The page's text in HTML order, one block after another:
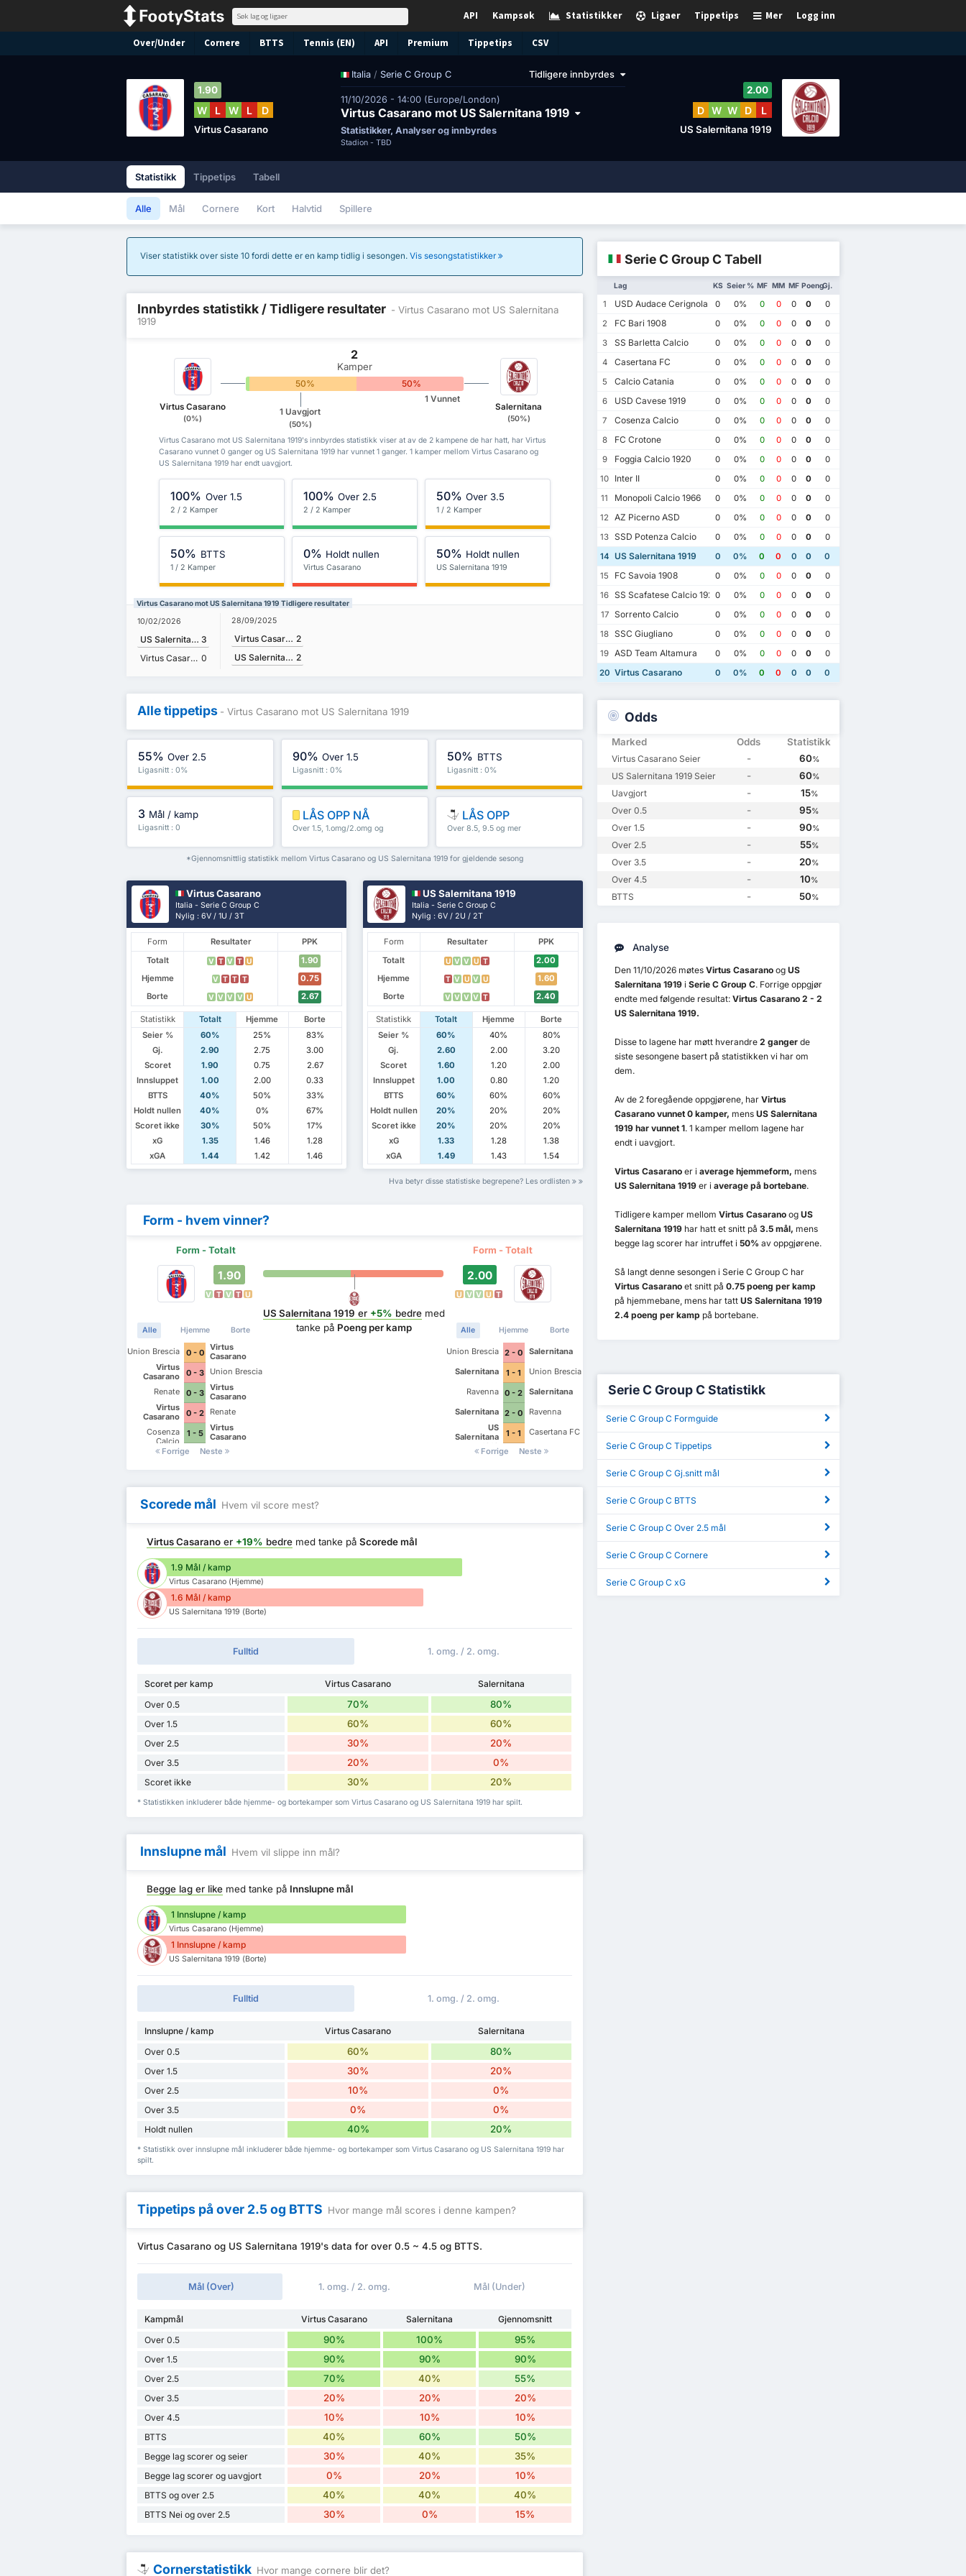
Logg inn
Mer
Tippetips
Ligaer
Statistikker
Kampsøk
API
Over/Under Cornere BTTS Tennis (EN) API Premium Tippetips CSV
Italia / Serie C Group C Tidligere innbyrdes
11/10/2026 - 14:00 (Europe/London)
Virtus Casarano mot US Salernitana 1919
Statistikker, Analyser og innbyrdes
Stadion - TBD
1.90
W L W L D
Virtus Casarano
2.00
D W W D L
US Salernitana 1919
Statistikk Tippetips Tabell
Alle Mål Cornere Kort Halvtid Spillere
Viser statistikk over siste 10 fordi dette er en kamp tidlig i sesongen. Vis sesongstatistikker
Innbyrdes statistikk / Tidligere resultater - Virtus Casarano mot US Salernitana
1919
Virtus Casarano
(0%)
2
Kamper
50% 50%
1 Uavgjort
(50%)
1 Vunnet
Salernitana
(50%)
Virtus Casarano mot US Salernitana 1919's innbyrdes statistikk viser at av de 2 kampene de har hatt, har Virtus
Casarano vunnet 0 ganger og US Salernitana 1919 har vunnet 1 ganger. 1 kamper mellom Virtus Casarano og
US Salernitana 1919 har endt uavgjort.
100% Over 1.5
2 / 2 Kamper
100% Over 2.5
2 / 2 Kamper
50% Over 3.5
1 / 2 Kamper
50% BTTS
1 / 2 Kamper
0% Holdt nullen
Virtus Casarano
50% Holdt nullen
US Salernitana 1919
Virtus Casarano mot US Salernitana 1919 Tidligere resultater
10/02/2026
US Salernitana 1919 3
Virtus Casarano 0
28/09/2025
Virtus Casarano 2
US Salernitana 1919 2
Alle tippetips - Virtus Casarano mot US Salernitana 1919
55% Over 2.5
Ligasnitt : 0%
90% Over 1.5
Ligasnitt : 0%
50% BTTS
Ligasnitt : 0%
3 Mål / kamp
Ligasnitt : 0
LÅS OPP NÅ
Over 1.5, 1.omg/2.omg og
LÅS OPP
Over 8.5, 9.5 og mer
*Gjennomsnittlig statistikk mellom Virtus Casarano og US Salernitana 1919 for gjeldende sesong
Virtus Casarano
Italia - Serie C Group C
Nylig : 6V / 1U / 3T
Form Resultater
PPK
Totalt
V T V T U
1.90
Hjemme
V T T T
0.75
Borte
V V V V U 2.67
Statistikk Totalt Hjemme
Borte
Seier %
60% 25%
83%
Gj.
2.90 2.75
3.00
Scoret
1.90 0.75
2.67
Innsluppet
1.00 2.00
0.33
BTTS
40% 50%
33%
Holdt nullen
40% 0%
67%
Scoret ikke
30% 50%
17%
xG
1.35 1.46
1.28
xGA
1.44 1.42 1.46
US Salernitana 1919
Italia - Serie C Group C
Nylig : 6V / 2U / 2T
Form Resultater
PPK
Totalt
U V V U T
2.00
Hjemme
T V U V U
1.60
Borte
V V V V T 2.40
Statistikk Totalt Hjemme
Borte
Seier %
60% 40%
80%
Gj.
2.60 2.00
3.20
Scoret
1.60 1.20
2.00
Innsluppet
1.00 0.80
1.20
BTTS
60% 60%
60%
Holdt nullen
20% 20%
20%
Scoret ikke
20% 20%
20%
xG
1.33 1.28
1.38
xGA
1.49 1.43 1.54
Hva betyr disse statistiske begrepene? Les ordlisten
Form - hvem vinner?
Form - Totalt Form - Totalt
1.90
V T V T U
Alle Hjemme Borte
Union Brescia 0 - 0
Virtus
Casarano
Virtus
Casarano
0 - 3
Union Brescia
Renate
0 - 3
Virtus
Casarano
Virtus
Casarano
0 - 2
Renate
Cosenza
Calcio
1 - 5
Virtus
Casarano
Forrige
Neste
US Salernitana 1919 er +5% bedre med
tanke på Poeng per kamp
2.00
U V V U T
Alle Hjemme Borte
Union Brescia 2 - 0
Salernitana
Salernitana
1 - 1
Union Brescia
Ravenna 0 - 2
Salernitana
Salernitana 2 - 0
Ravenna
US
Salernitana
1919
1 - 1
Casertana FC
Forrige
Neste
Scorede mål Hvem vil score mest?
Virtus Casarano er +19% bedre med tanke påScorede mål
1.9 Mål / kamp
Virtus Casarano (Hjemme)
1.6 Mål / kamp
US Salernitana 1919 (Borte)
Fulltid 1. omg. / 2. omg.
Scoret per kamp Virtus Casarano
Salernitana
Over 0.5
70% 80%
Over 1.5 60% 60%
Over 2.5 30% 20%
Over 3.5 20% 0%
Scoret ikke 30% 20%
* Statistikken inkluderer både hjemme- og bortekamper som Virtus Casarano og US Salernitana 1919 har spilt.
Innslupne mål Hvem vil slippe inn mål?
Begge lag er like med tanke på Innslupne mål
1 Innslupne / kamp
Virtus Casarano (Hjemme)
1 Innslupne / kamp
US Salernitana 1919 (Borte)
Fulltid 1. omg. / 2. omg.
Innslupne / kamp Virtus Casarano
Salernitana
Over 0.5
60% 80%
Over 1.5 30% 20%
Over 2.5 10% 0%
Over 3.5 0% 0%
Holdt nullen 40% 20%
* Statistikk over innslupne mål inkluderer både hjemme- og bortekamper som Virtus Casarano og US Salernitana 1919 har
spilt.
Tippetips på over 2.5 og BTTS Hvor mange mål scores i denne kampen?
Virtus Casarano og US Salernitana 1919's data for over 0.5 ~ 4.5 og BTTS.
Mål (Over) 1. omg. / 2. omg. Mål (Under)
Kampmål Virtus Casarano Salernitana
Gjennomsnitt
Over 0.5
90% 100% 95%
Over 1.5 90% 90% 90%
Over 2.5 70% 40% 55%
Over 3.5 20% 20% 20%
Over 4.5 10% 10% 10%
BTTS 40% 60% 50%
Begge lag scorer og seier 30% 40% 35%
Begge lag scorer og uavgjort 0% 20% 10%
BTTS og over 2.5 40% 40% 40%
BTTS Nei og over 2.5 30% 0% 15%
Cornerstatistikk Hvor mange cornere blir det?
Serie C Group C Tabell
Lag KS Seier % MF MM MF PoengGj.
1 USD Audace Cerignola 0 0% 0 0 0 0
0
2
FC Bari 1908 0 0% 0 0 0 0
0
3
SS Barletta Calcio 0 0% 0 0 0 0
0
4
Casertana FC 0 0% 0 0 0 0
0
5
Calcio Catania 0 0% 0 0 0 0
0
6
USD Cavese 1919 0 0% 0 0 0 0
0
7
Cosenza Calcio 0 0% 0 0 0 0
0
8
FC Crotone 0 0% 0 0 0 0
0
9
Foggia Calcio 1920 0 0% 0 0 0 0
0
10
Inter II 0 0% 0 0 0 0
0
11
Monopoli Calcio 1966 0 0% 0 0 0 0
0
12
AZ Picerno ASD 0 0% 0 0 0 0
0
13 SSD Potenza Calcio 0 0% 0 0 0 0
0
14 US Salernitana 1919 0 0% 0 0 0 0
0
15
FC Savoia 1908 0 0% 0 0 0 0
0
16 SS Scafatese Calcio 19220 0% 0 0 0 0
0
17 Sorrento Calcio 0 0% 0 0 0 0
0
18 SSC Giugliano 0 0% 0 0 0 0
0
19 ASD Team Altamura 0 0% 0 0 0 0
0
20 Virtus Casarano 0 0% 0 0 0 0 0
Odds
Marked Odds Statistikk
Virtus Casarano Seier - 60%
US Salernitana 1919 Seier - 60%
Uavgjort - 15%
Over 0.5 - 95%
Over 1.5 - 90%
Over 2.5 - 55%
Over 3.5 - 20%
Over 4.5 - 10%
BTTS - 50%
Analyse
Den 11/10/2026 møtes Virtus Casaranoog US
Salernitana 1919i Serie C Group C. Forrige oppgjør
endte med følgende resultat: Virtus Casarano 2 - 2
US Salernitana 1919.
Disse to lagene har møtt hverandre 2 gangerde
siste sesongene basert på statistikken vi har om
dem.
Av de 2 foregående oppgjørene, har Virtus
Casarano vunnet 0 kamper, mens US Salernitana
1919 har vunnet 1. 1 kamper mellom lagene har
endt i uavgjort.
Virtus Casaranoer i average hjemmeform, mens
US Salernitana 1919er i average på bortebane.
Tidligere kamper mellom Virtus Casaranoog US
Salernitana 1919har hatt et snitt på 3.5 mål, mens
begge lag scorer har intruffet i 50% av oppgjørene.
Så langt denne sesongen i Serie C Group C har
Virtus Casaranoet snitt på 0.75 poeng per kamp
på hjemmebane, mens har tatt US Salernitana 1919
2.4 poeng per kamp på bortebane.
Serie C Group C Statistikk
Serie C Group C Formguide
Serie C Group C Tippetips
Serie C Group C Gj.snitt mål
Serie C Group C BTTS
Serie C Group C Over 2.5 mål
Serie C Group C Cornere
Serie C Group C xG